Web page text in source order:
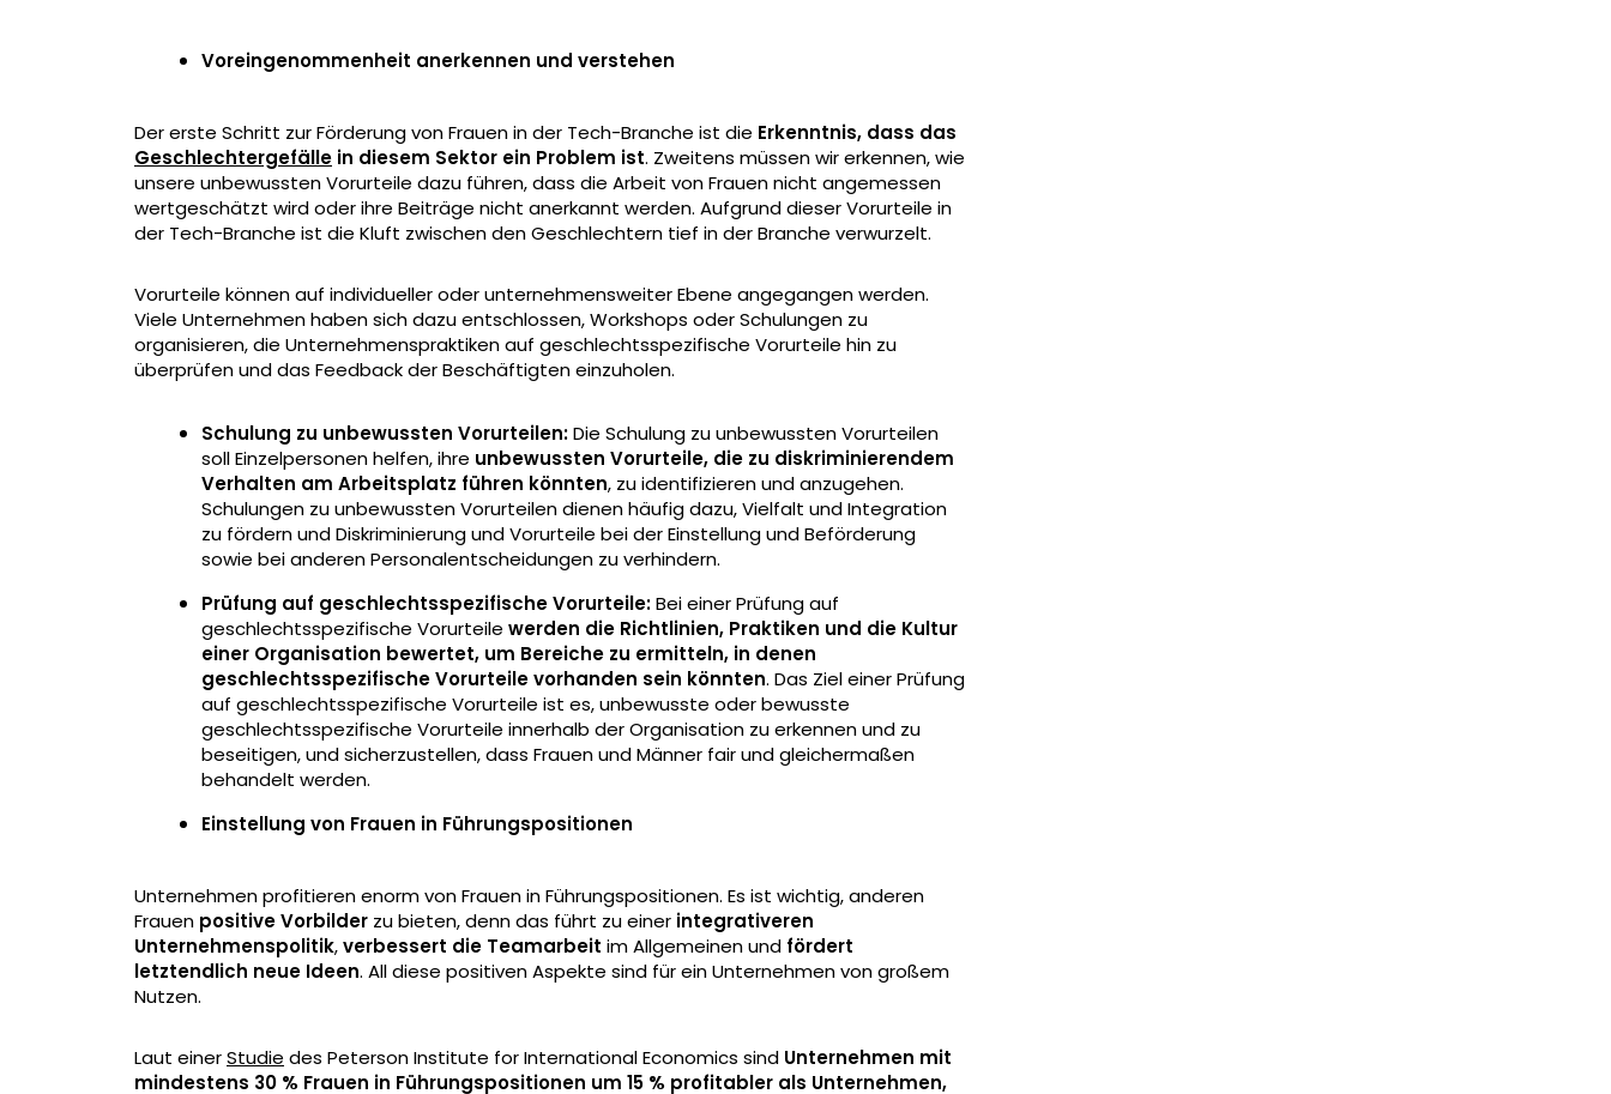
Voreingenommenheit anerkennen und verstehen
Der erste Schritt zur Förderung von Frauen in der Tech-Branche ist die Erkenntnis, dass das
Geschlechtergefälle in diesem Sektor ein Problem ist. Zweitens müssen wir erkennen, wie
unsere unbewussten Vorurteile dazu führen, dass die Arbeit von Frauen nicht angemessen
wertgeschätzt wird oder ihre Beiträge nicht anerkannt werden. Aufgrund dieser Vorurteile in
der Tech-Branche ist die Kluft zwischen den Geschlechtern tief in der Branche verwurzelt.
Vorurteile können auf individueller oder unternehmensweiter Ebene angegangen werden.
Viele Unternehmen haben sich dazu entschlossen, Workshops oder Schulungen zu
organisieren, die Unternehmenspraktiken auf geschlechtsspezifische Vorurteile hin zu
überprüfen und das Feedback der Beschäftigten einzuholen.
Schulung zu unbewussten Vorurteilen:Die Schulung zu unbewussten Vorurteilen
soll Einzelpersonen helfen, ihre unbewussten Vorurteile, die zu diskriminierendem
Verhalten am Arbeitsplatz führen könnten, zu identifizieren und anzugehen.
Schulungen zu unbewussten Vorurteilen dienen häufig dazu, Vielfalt und Integration
zu fördern und Diskriminierung und Vorurteile bei der Einstellung und Beförderung
sowie bei anderen Personalentscheidungen zu verhindern.
Prüfung auf geschlechtsspezifische Vorurteile:Bei einer Prüfung auf
geschlechtsspezifische Vorurteile werden die Richtlinien, Praktiken und die Kultur
einer Organisation bewertet, um Bereiche zu ermitteln, in denen
geschlechtsspezifische Vorurteile vorhanden sein könnten. Das Ziel einer Prüfung
auf geschlechtsspezifische Vorurteile ist es, unbewusste oder bewusste
geschlechtsspezifische Vorurteile innerhalb der Organisation zu erkennen und zu
beseitigen, und sicherzustellen, dass Frauen und Männer fair und gleichermaßen
behandelt werden.
Einstellung von Frauen in Führungspositionen
Unternehmen profitieren enorm von Frauen in Führungspositionen. Es ist wichtig, anderen
Frauen positive Vorbilder zu bieten, denn das führt zu einer integrativeren
Unternehmenspolitik,verbessert die Teamarbeit im Allgemeinen und fördert
letztendlich neue Ideen. All diese positiven Aspekte sind für ein Unternehmen von großem
Nutzen.
Laut einerStudie des Peterson Institute for International Economics sind Unternehmen mit
mindestens 30 % Frauen in Führungspositionen um 15 % profitabler als Unternehmen,